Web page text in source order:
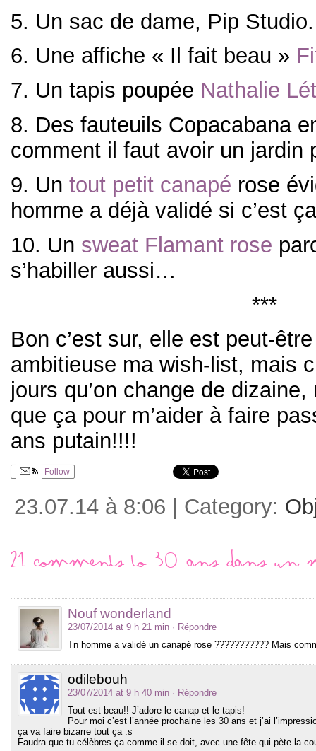
5. Un sac de dame, Pip Studio.
6. Une affiche « Il fait beau »
7. Un tapis poupée Nathalie
8. Des fauteuils Copacabana
comment il faut avoir un jardin
9. Un tout petit canapé rose
homme a déjà validé si c’est
10. Un sweat Flamant rose
s’habiller aussi…
***
Bon c’est sur, elle est peut-
ambitieuse ma wish-list, mais
jours qu’on change de
que ça pour m’aider à faire
ans putain!!!!
Follow
23.07.14 à 8:06 | Category:
21 comments to 30 ans dans un
Nouf wonderland
23/07/2014 at 9 h 21 min · Répondre
Tn homme a validé un canapé rose ??????????? Mais
odilebouh
23/07/2014 at 9 h 40 min · Répondre
Tout est beau!! J’adore le canap et le tapis!
Pour moi c’est l’année prochaine les 30 ans et j’ai
ça va faire bizarre tout ça :s
Faudra que tu célèbres ça comme il se doit, avec une fête qui pète la